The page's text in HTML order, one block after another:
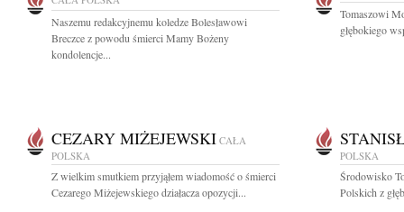
Naszemu redakcyjnemu koledze Bolesławowi
Breczce z powodu śmierci Mamy Bożeny
kondolencje...
Tomaszowi
głębokiego
CEZARY MIŻEJEWSKI CAŁA
POLSKA
Z wielkim smutkiem przyjąłem wiadomość o śmierci
Cezarego Miżejewskiego działacza opozycji...
POLSKA
Środowisko
Polskich z